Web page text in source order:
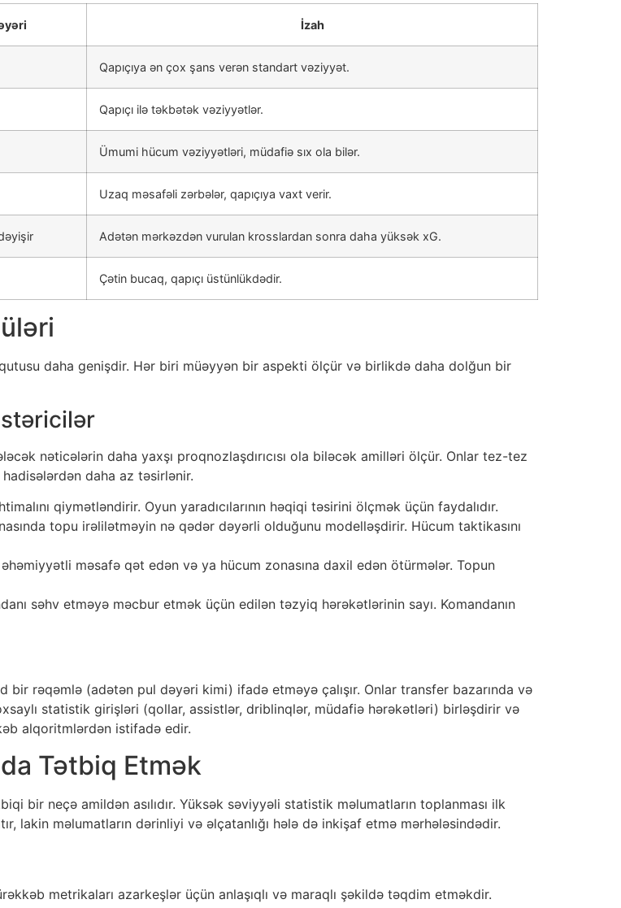
İzah
Qapıçıya ən çox şans verən standart vəziyyət.
Qapıçı ilə təkbətək vəziyyətlər.
Ümumi hücum vəziyyətləri, müdafiə sıx ola bilər.
Uzaq məsafəli zərbələr, qapıçıya vaxt verir.
Adətən mərkəzdən vurulan krosslardan sonra daha yüksək xG.
Çətin bucaq, qapıçı üstünlükdədir.
daha genişdir. Hər biri müəyyən bir aspekti ölçür və birlikdə daha dolğun bir
nəticələrin daha yaxşı proqnozlaşdırıcısı ola biləcək amilləri ölçür. Onlar tez-tez
daha az təsirlənir.
qiymətləndirir. Oyun yaradıcılarının həqiqi təsirini ölçmək üçün faydalıdır.
topu irəlilətməyin nə qədər dəyərli olduğunu modelləşdirir. Hücum taktikasını
əhəmiyyətli məsafə qət edən və ya hücum zonasına daxil edən ötürmələr. Topun
səhv etməyə məcbur etmək üçün edilən təzyiq hərəkətlərinin sayı. Komandanın
rəqəmlə (adətən pul dəyəri kimi) ifadə etməyə çalışır. Onlar transfer bazarında və
statistik girişləri (qollar, assistlər, driblinqlər, müdafiə hərəkətləri) birləşdirir və
alqoritmlərdən istifadə edir.
Tətbiq Etmək
bir neçə amildən asılıdır. Yüksək səviyyəli statistik məlumatların toplanması ilk
lakin məlumatların dərinliyi və əlçatanlığı hələ də inkişaf etmə mərhələsindədir.
metrikaları azarkeşlər üçün anlaşıqlı və maraqlı şəkildə təqdim etməkdir.